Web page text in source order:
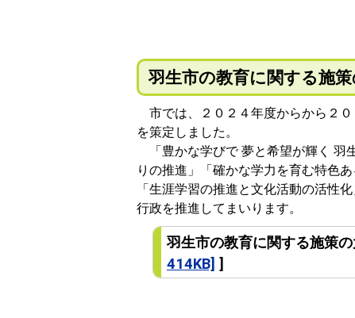
羽生市の教育に関する施策
市では、２０２４年度からから２０
を策定しました。
「豊かな学びで 夢と希望が輝く 羽
りの推進」「確かな学力を育む特色
「生涯学習の推進と文化活動の活性
行政を推進してまいります。
羽生市の教育に関する施策
414KB] ]